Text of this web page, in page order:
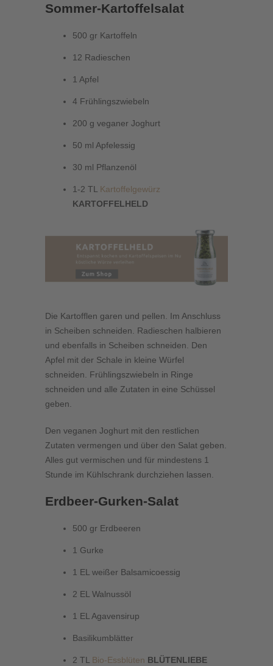
Sommer-Kartoffelsalat
500 gr Kartoffeln
12 Radieschen
1 Apfel
4 Frühlingszwiebeln
200 g veganer Joghurt
50 ml Apfelessig
30 ml Pflanzenöl
1-2 TL Kartoffelgewürz
KARTOFFELHELD
Die Kartofflen garen und pellen. Im Anschluss
in Scheiben schneiden. Radieschen halbieren
und ebenfalls in Scheiben schneiden. Den
Apfel mit der Schale in kleine Würfel
schneiden. Frühlingszwiebeln in Ringe
schneiden und alle Zutaten in eine Schüssel
geben.
Den veganen Joghurt mit den restlichen
Zutaten vermengen und über den Salat geben.
Alles gut vermischen und für mindestens 1
Stunde im Kühlschrank durchziehen lassen.
Erdbeer-Gurken-Salat
500 gr Erdbeeren
1 Gurke
1 EL weißer Balsamicoessig
2 EL Walnussöl
1 EL Agavensirup
Basilikumblätter
2 TL Bio-Essblüten BLÜTENLIEBE